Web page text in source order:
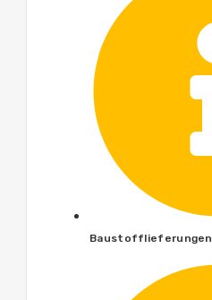
Baustofflieferungen